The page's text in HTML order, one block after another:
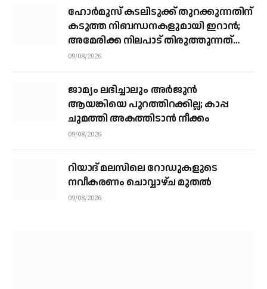
ഹോര്‍മുസ് കടലിടുക്ക് തുറക്കുന്നതിന്
കടുത്ത നിബന്ധനകളുമായി ഇറാന്‍;
അമേരിക്ക നിലപാട് തിരുത്തുന്നത്
വരെ തുറക്കില്ലെന്ന് കൗണ്‍സില്‍
09/08/2026
ജാമ്യം ലഭിച്ചാലും അര്‍ജുന്‍
ആയങ്കിയെ പുറത്തിറക്കില്ല; കാപ്പ
ചുമത്തി അകത്തിടാന്‍ നീക്കം
09/08/2026
റിയാദ് മലസിലെ റോഡുകളുടെ
നവീകരണം ചൊവ്വാഴ്ച മുതല്‍
09/08/2026